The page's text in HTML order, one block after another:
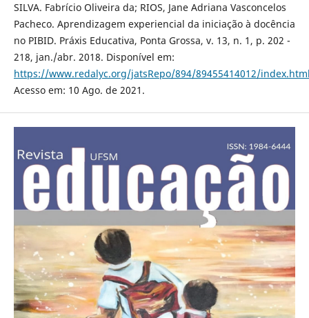
SILVA. Fabrício Oliveira da; RIOS, Jane Adriana Vasconcelos
Pacheco. Aprendizagem experiencial da iniciação à docência
no PIBID. Práxis Educativa, Ponta Grossa, v. 13, n. 1, p. 202 -
218, jan./abr. 2018. Disponível em:
https://www.redalyc.org/jatsRepo/894/89455414012/
Acesso em: 10 Ago. de 2021.